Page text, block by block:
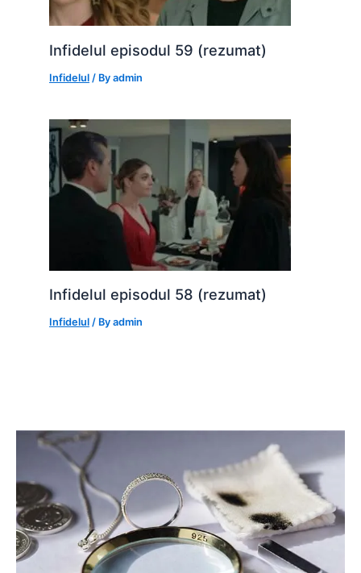
Infidelul episodul 59 (rezumat)
Infidelul / Byadmin
Infidelul episodul 58 (rezumat)
Infidelul / Byadmin